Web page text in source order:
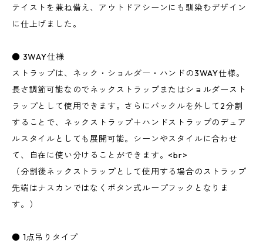
テイストを兼ね備え、アウトドアシーンにも馴染むデザイン
に仕上げました。
● 3WAY仕様
ストラップは、ネック・ショルダー・ハンドの3WAY仕様。
長さ調節可能なのでネックストラップまたはショルダースト
ラップとして使用できます。さらにバックルを外して2分割
することで、ネックストラップ＋ハンドストラップのデュア
ルスタイルとしても展開可能。シーンやスタイルに合わせ
て、自在に使い分けることができます。<br>
（分割後ネックストラップとして使用する場合のストラップ
先端はナスカンではなくボタン式ループフックとなりま
す。）
● 1点吊りタイプ